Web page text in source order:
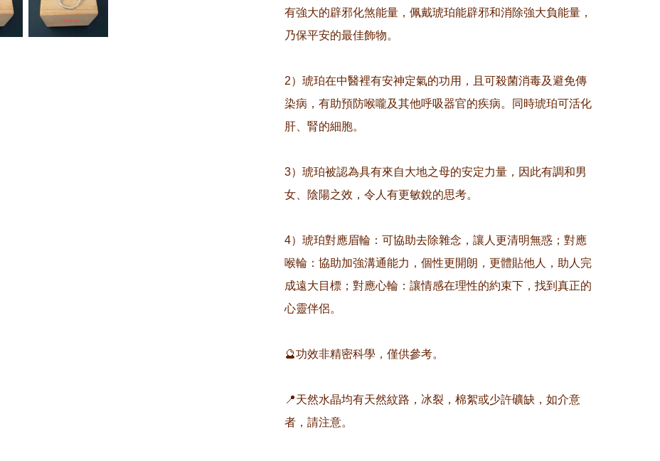
有強大的辟邪化煞能量，佩戴琥珀能辟邪和消除強大負能量，
乃保平安的最佳飾物。
2）琥珀在中醫裡有安神定氣的功用，且可殺菌消毒及避免傳
染病，有助預防喉嚨及其他呼吸器官的疾病。同時琥珀可活化
肝、腎的細胞。
3）琥珀被認為具有來自大地之母的安定力量，因此有調和男
女、陰陽之效，令人有更敏銳的思考。
4）琥珀對應眉輪：可協助去除雜念，讓人更清明無惑；對應
喉輪：協助加強溝通能力，個性更開朗，更體貼他人，助人完
成遠大目標；對應心輪：讓情感在理性的約束下，找到真正的
心靈伴侶。
🔮功效非精密科學，僅供參考。
📍天然水晶均有天然紋路，冰裂，棉絮或少許礦缺，如介意
者，請注意。